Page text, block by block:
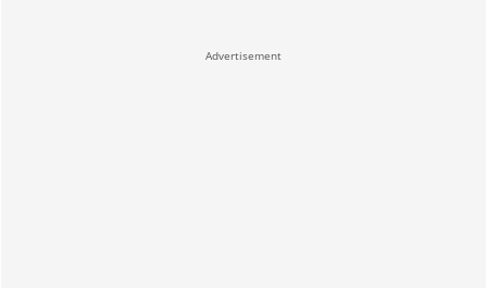
Advertisement